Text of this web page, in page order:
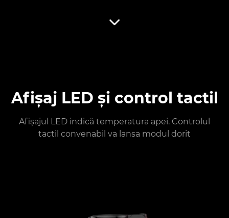
Afișaj LED și control tactil
Afișajul LED indică temperatura apei. Controlul
tactil convenabil va lansa modul dorit